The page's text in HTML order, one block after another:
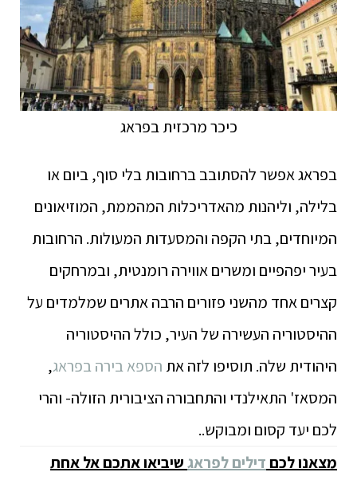
כיכר מרכזית בפראג
בפראג אפשר להסתובב ברחובות בלי סוף, ביום או
בלילה, וליהנות מהאדריכלות המהממת, המוזיאונים
המיוחדים, בתי הקפה והמסעדות המעולות. הרחובות
בעיר יפהפיים ומשרים אווירה רומנטית, ובמרחקים
קצרים אחד מהשני פזורים הרבה אתרים שמלמדים על
ההיסטוריה העשירה של העיר, כולל ההיסטוריה
היהודית שלה. תוסיפו לזה את הספא בירה בפראג,
המסאז' התאילנדי והתחבורה הציבורית הזולה- והרי
לכם יעד קסום ומבוקש..
מצאנו לכםדילים לפראגשיביאו אתכם אל אחת